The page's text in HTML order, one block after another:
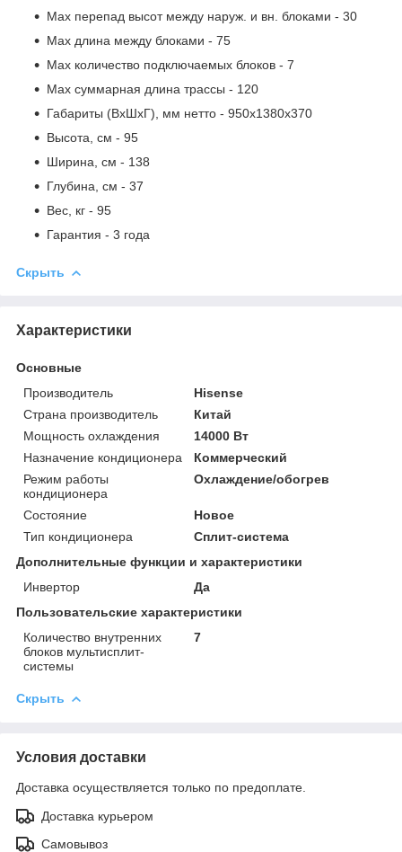
Max перепад высот между наруж. и вн. блоками - 30
Max длина между блоками - 75
Max количество подключаемых блоков - 7
Max суммарная длина трассы - 120
Габариты (ВxШxГ), мм нетто - 950x1380x370
Высота, см - 95
Ширина, см - 138
Глубина, см - 37
Вес, кг - 95
Гарантия - 3 года
Скрыть
Характеристики
Основные
Производитель
Hisense
Страна производитель
Китай
Мощность охлаждения
14000 Вт
Назначение кондиционера
Коммерческий
Режим работы
кондиционера
Охлаждение/обогрев
Состояние
Новое
Тип кондиционера
Сплит-система
Дополнительные функции и характеристики
Инвертор
Да
Пользовательские характеристики
Количество внутренних
блоков мультисплит-
системы
7
Скрыть
Условия доставки
Доставка осуществляется только по предоплате.
Доставка курьером
Самовывоз